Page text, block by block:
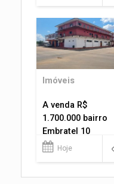
Imóveis
A venda R$
1.700.000 bairro
Embratel 10
apartamentos!
Hoje